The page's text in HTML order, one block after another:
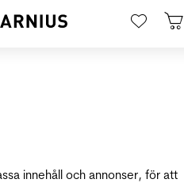
innehåll och annonser, för att